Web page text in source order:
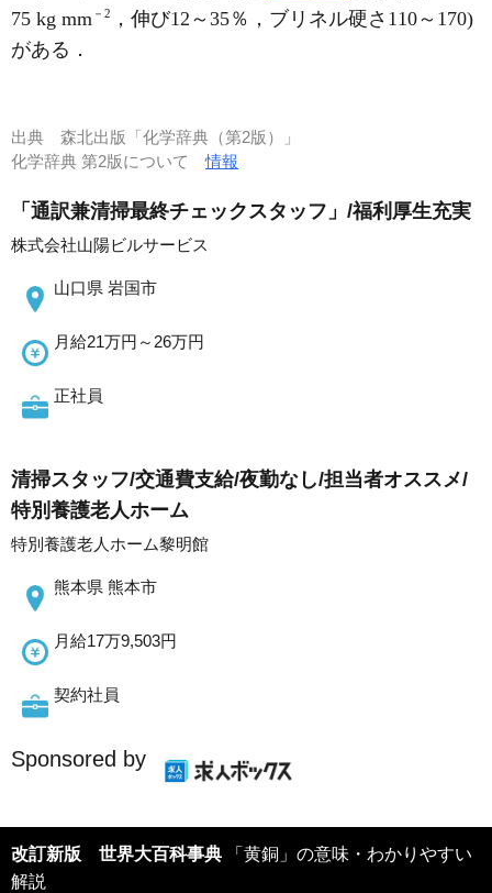
75 kg mm －2
，伸び12～35％，ブリネル硬さ110～170)
がある．
出典 森北出版「化学辞典（第2版）」
化学辞典 第2版について情報
「通訳兼清掃最終チェックスタッフ」/福利厚生充実
株式会社山陽ビルサービス
山口県 岩国市
月給21万円～26万円
正社員
清掃スタッフ/交通費支給/夜勤なし/担当者オススメ/
特別養護老人ホーム
特別養護老人ホーム黎明館
熊本県 熊本市
月給17万9,503円
契約社員
Sponsored by
改訂新版 世界大百科事典
解説